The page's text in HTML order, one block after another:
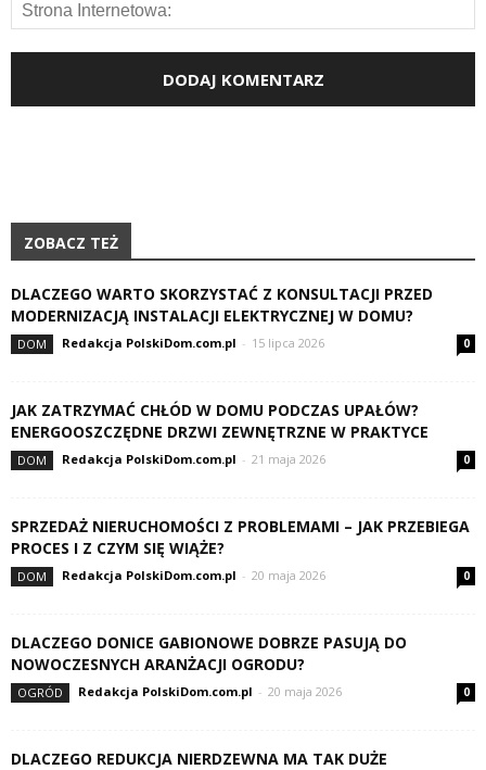
ZOBACZ TEŻ
DLACZEGO WARTO SKORZYSTAĆ Z KONSULTACJI PRZED
MODERNIZACJĄ INSTALACJI ELEKTRYCZNEJ W DOMU?
DOM Redakcja PolskiDom.com.pl - 15 lipca 2026 0
JAK ZATRZYMAĆ CHŁÓD W DOMU PODCZAS UPAŁÓW?
ENERGOOSZCZĘDNE DRZWI ZEWNĘTRZNE W PRAKTYCE
DOM Redakcja PolskiDom.com.pl - 21 maja 2026 0
SPRZEDAŻ NIERUCHOMOŚCI Z PROBLEMAMI – JAK PRZEBIEGA
PROCES I Z CZYM SIĘ WIĄŻE?
DOM Redakcja PolskiDom.com.pl - 20 maja 2026 0
DLACZEGO DONICE GABIONOWE DOBRZE PASUJĄ DO
NOWOCZESNYCH ARANŻACJI OGRODU?
OGRÓD Redakcja PolskiDom.com.pl - 20 maja 2026 0
DLACZEGO REDUKCJA NIERDZEWNA MA TAK DUŻE